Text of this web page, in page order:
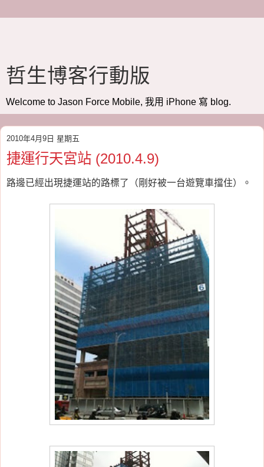
哲生博客行動版
Welcome to Jason Force Mobile, 我用 iPhone 寫 blog.
2010年4月9日 星期五
捷運行天宮站 (2010.4.9)
路邊已經出現捷運站的路標了（剛好被一台遊覽車擋住）。